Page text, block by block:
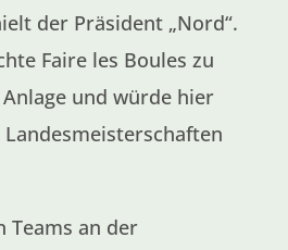
der Präsident „Nord“.
Faire les Boules zu
und würde hier
Teams an der